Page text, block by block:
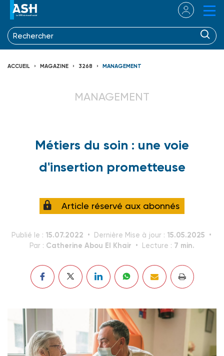
ACCUEIL MAGAZINE 3268 MANAGEMENT
MANAGEMENT
Métiers du soin : une voie
d'insertion prometteuse
Article réservé aux abonnés
Publié le : 15.07.2022 Dernière Mise à jour : 15.05.2025
Par : Catherine Abou El Khair Lecture : 7 min.